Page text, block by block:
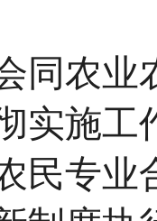
农业农
实施工
民专业